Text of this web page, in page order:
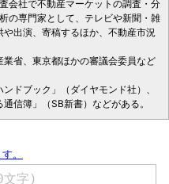
会社で不動産マーケットの調査・分
の専門家として、テレビや新聞・雑
出演、寄稿するほか、不動産市況
省、東京都ほかの審議会委員など
ドブック」（ダイヤモンド社）、
信簿」（SB新書）などがある。